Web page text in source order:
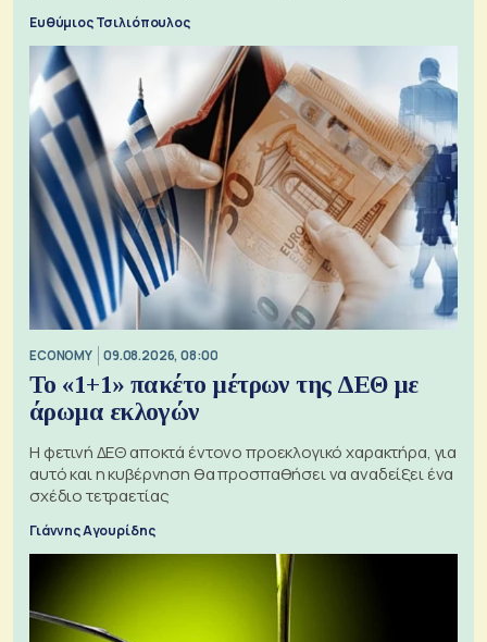
Ευθύμιος Τσιλιόπουλος
ECONOMY 09.08.2026, 08:00
Το «1+1» πακέτο μέτρων της ΔΕΘ με
άρωμα εκλογών
Η φετινή ΔΕΘ αποκτά έντονο προεκλογικό χαρακτήρα, για
αυτό και η κυβέρνηση θα προσπαθήσει να αναδείξει ένα
σχέδιο τετραετίας
Γιάννης Αγουρίδης